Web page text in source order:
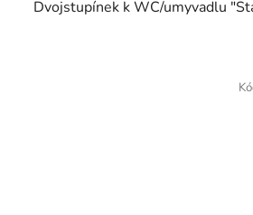
Dvojstupínek k WC/umyvadlu